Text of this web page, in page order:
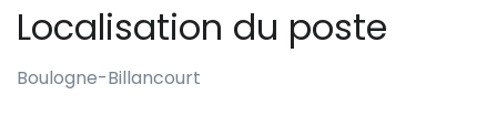
Localisation du poste
Boulogne-Billancourt